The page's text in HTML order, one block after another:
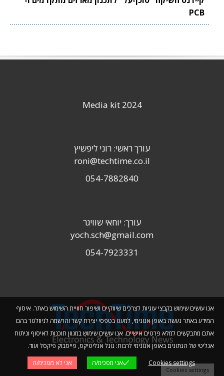
PCB
אנו עושים שימוש בקבצי עוגיות לצרכים שיווקיים ושיפור חוויית השימוש באתר. איסוף
המידע באתר נעשה באופן אנונימי, למעט בטפסי יצירת קשר והרשמה לניוזלטר בהם
אתם מתבקשים למלא פרטים אישיים. אנו עושים שימוש במגוון תוכנות לאיסוף וניתוח
אנליטי של הנתונים באופן אנונימי לרבות: גוגל אנליטיקס, פייסבוק פיקסל ועוד.
Cookies settings
אני מסכימ/ה אני לא מסכימ/ה
Cookies settings
Media kit 2024
עורך ראשי: רוני ליפשיץ
roni@techtime.co.il
054-7882840
עורך: יוחאי שוויגר
yoch.sch@gmail.com
054-7923331